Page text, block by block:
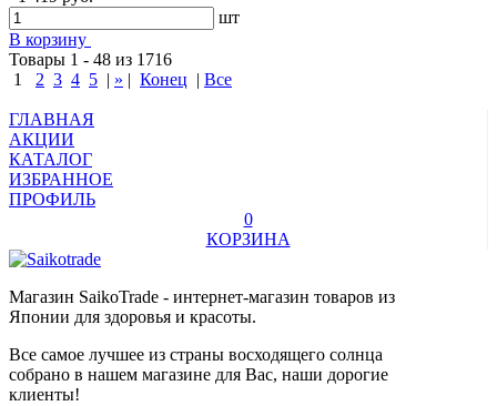
шт
В корзину
Товары 1 - 48 из 1716
1
2 3 4 5 | » | Конец | Все
ГЛАВНАЯ
АКЦИИ
КАТАЛОГ
ИЗБРАННОЕ
ПРОФИЛЬ
0
КОРЗИНА
Магазин SaikoTrade - интернет-магазин товаров из
Японии для здоровья и красоты.
Все самое лучшее из страны восходящего солнца
собрано в нашем магазине для Вас, наши дорогие
клиенты!